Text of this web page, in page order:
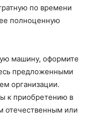
по времени
полноценную
машину, оформите
предложенными
организации.
к приобретению в
отечественным или